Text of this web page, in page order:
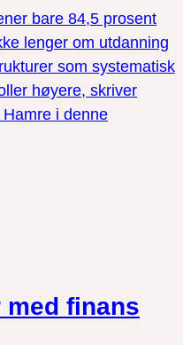
bare 84,5 prosent
lenger om utdanning
som systematisk
høyere, skriver
i denne
finans